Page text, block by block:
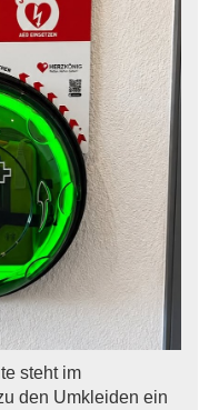
steht im
den Umkleiden ein